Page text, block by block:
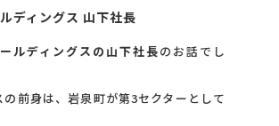
ディングス 山下社長
ルディングスの山下社長のお話でし
前身は、岩泉町が第3セクターとして